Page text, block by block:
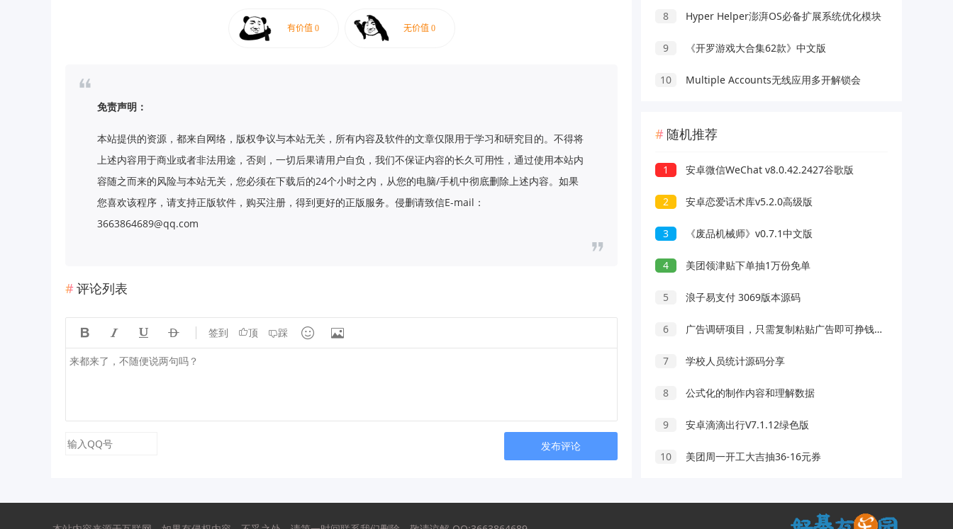
免责声明：
本站提供的资源，都来自网络，版权争议与本站无关，所有内容及软件的文章仅限用于学习和研究目的。不得将
上述内容用于商业或者非法用途，否则，一切后果请用户自负，我们不保证内容的长久可用性，通过使用本站内
容随之而来的风险与本站无关，您必须在下载后的24个小时之内，从您的电脑/手机中彻底删除上述内容。如果
您喜欢该程序，请支持正版软件，购买注册，得到更好的正版服务。侵删请致信E-mail：
3663864689@qq.com
评论列表
    签到 顶 踩  
发布评论
8 Hyper Helper澎湃OS必备扩展系统优化模块
9 《开罗游戏大合集62款》中文版
10 Multiple Accounts无线应用多开解锁会
随机推荐
1 安卓微信WeChat v8.0.42.2427谷歌版
2 安卓恋爱话术库v5.2.0高级版
3 《废品机械师》v0.7.1中文版
4 美团领津贴下单抽1万份免单
5 浪子易支付 3069版本源码
6 广告调研项目，只需复制粘贴广告即可挣钱，平台大水，任务不限量，一天3张【揭秘】
7 学校人员统计源码分享
8 公式化的制作内容和理解数据
9 安卓滴滴出行V7.1.12绿色版
10 美团周一开工大吉抽36-16元券